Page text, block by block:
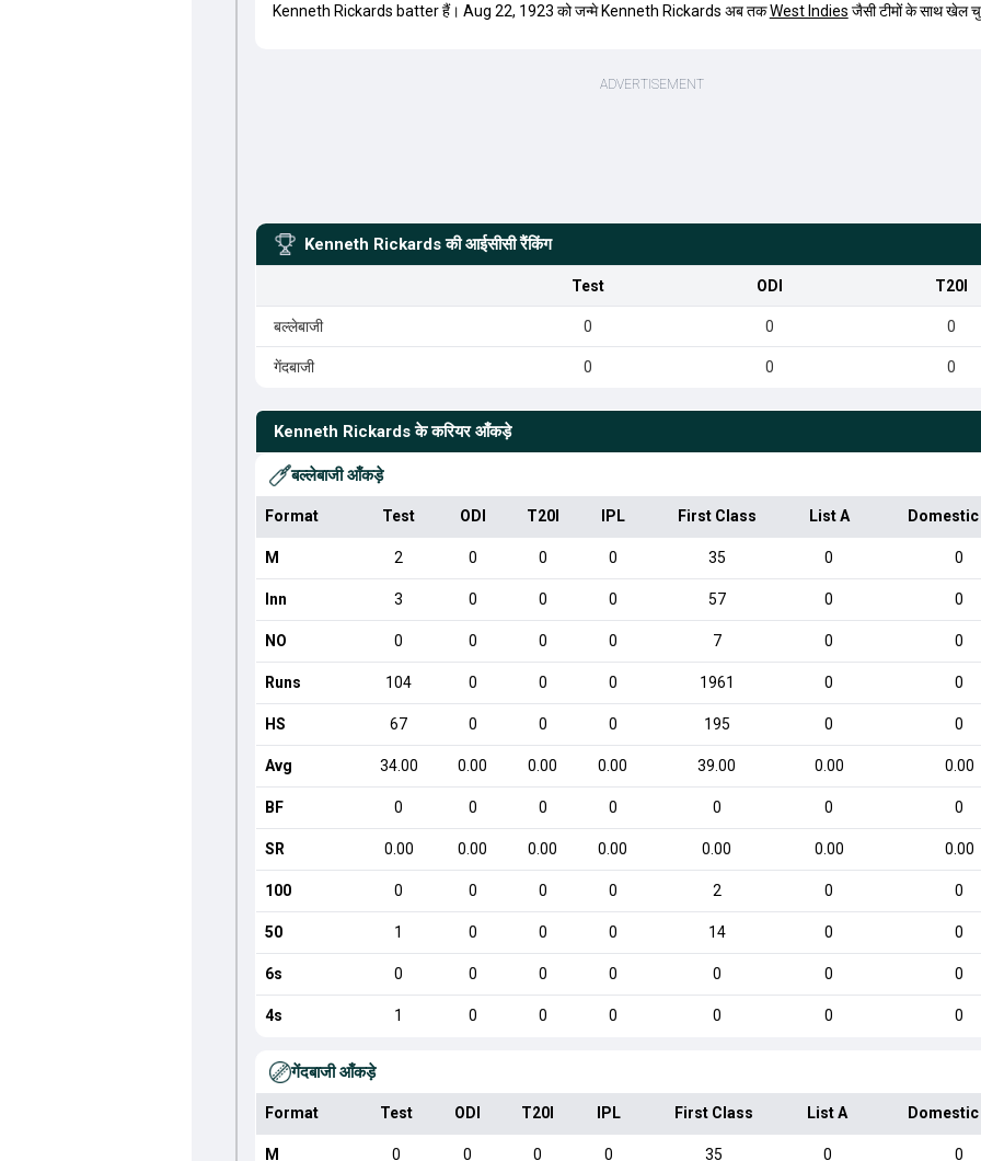
Kenneth Rickards batter हैं। Aug 22, 1923 को जन्मे Kenneth Rickards अब तकWest Indies जैसी टीमों के साथ खेल
Kenneth Rickards की आईसीसी रैंकिंग
Test ODI T20I
बल्लेबाजी 0 0 0
गेंदबाजी 0 0 0
Kenneth Rickards के करियर आँकड़े
बल्लेबाजी आँकड़े
Format Test ODI T20I IPL First Class List A
M 2 0 0 0 35 0 0
Inn 3 0 0 0 57 0 0
NO 0 0 0 0 7 0 0
Runs 104 0 0 0 1961 0 0
HS 67 0 0 0 195 0 0
Avg 34.00 0.00 0.00 0.00 39.00 0.00 0.00
BF 0 0 0 0 0 0 0
SR 0.00 0.00 0.00 0.00 0.00 0.00 0.00
100 0 0 0 0 2 0 0
50 1 0 0 0 14 0 0
6s 0 0 0 0 0 0 0
4s 1 0 0 0 0 0 0
गेंदबाजी आँकड़े
Format Test ODI T20I IPL First Class List A
M 0 0 0 0 35 0 0